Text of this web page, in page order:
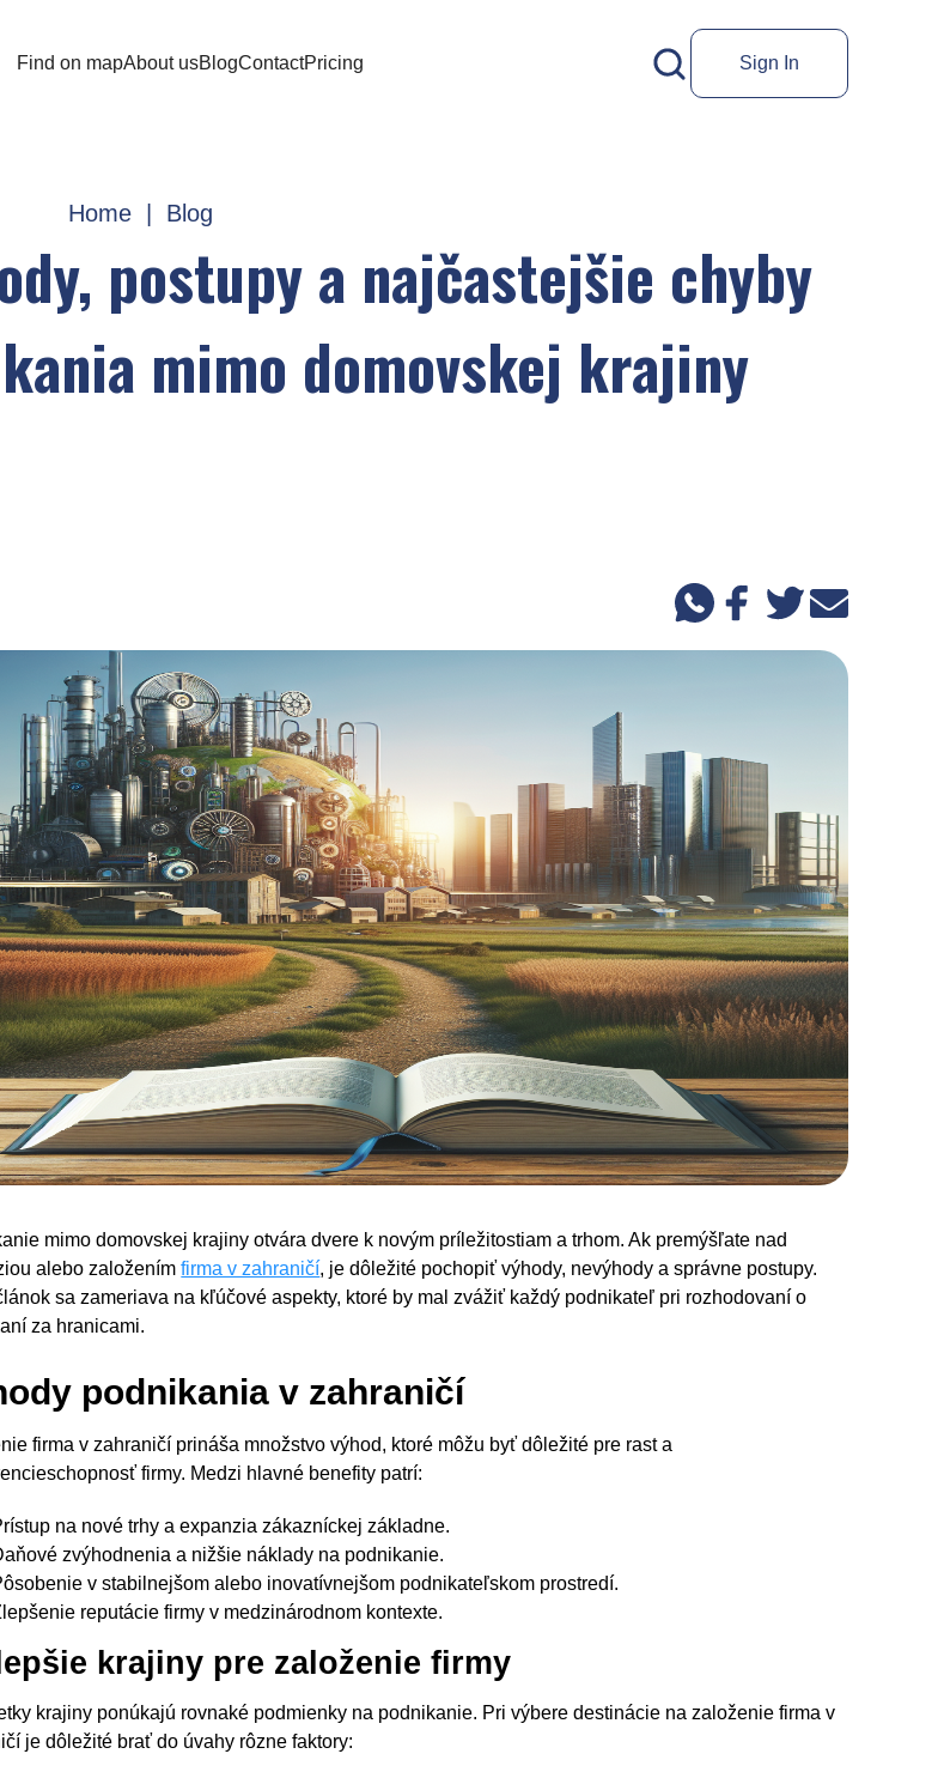
Find on mapAbout usBlogContactPricing Sign In
Home| Blog
postupy a najčastejšie chyby
mimo domovskej krajiny
mimo domovskej krajiny otvára dvere k novým príležitostiam a trhom. Ak premýšľate nad
alebo založenímfirma v zahraničí, je dôležité pochopiť výhody, nevýhody a správne postupy.
sa zameriava na kľúčové aspekty, ktoré by mal zvážiť každý podnikateľ pri rozhodovaní o
za hranicami.
podnikania v zahraničí
firma v zahraničí prináša množstvo výhod, ktoré môžu byť dôležité pre rast a
firmy. Medzi hlavné benefity patrí:
na nové trhy a expanzia zákazníckej základne.
zvýhodnenia a nižšie náklady na podnikanie.
v stabilnejšom alebo inovatívnejšom podnikateľskom prostredí.
reputácie firmy v medzinárodnom kontexte.
krajiny pre založenie firmy
krajiny ponúkajú rovnaké podmienky na podnikanie. Pri výbere destinácie na založenie firma v
je dôležité brať do úvahy rôzne faktory: